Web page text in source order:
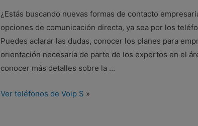
¿Estás buscando nuevas formas de contacto
opciones de comunicación directa, ya sea por los
Puedes aclarar las dudas, conocer los planes para
orientación necesaria de parte de los expertos en el
conocer más detalles sobre la …
Ver teléfonos de Voip S »